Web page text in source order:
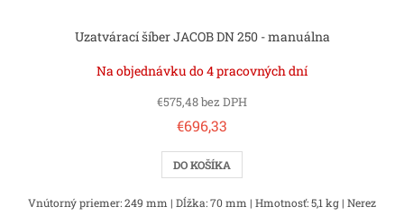
Uzatvárací šíber JACOB DN 250 - manuálna
Na objednávku do 4 pracovných dní
€575,48 bez DPH
€696,33
DO KOŠÍKA
Vnútorný priemer: 249 mm | Dĺžka: 70 mm | Hmotnosť: 5,1 kg | Nerez